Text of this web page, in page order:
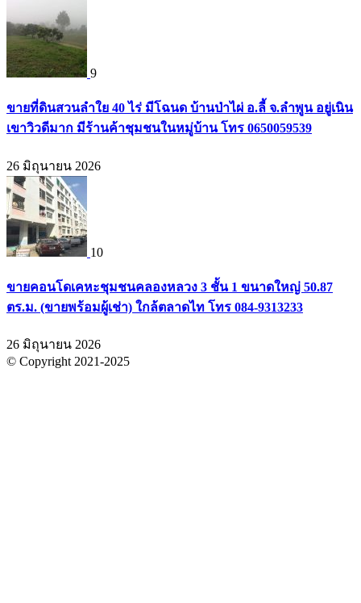
9
ขายที่ดินสวนลำใย 40 ไร่ มีโฉนด บ้านป่าไผ่ อ.ลี้ จ.ลำพูน อยู่เนิน
เขาวิวดีมาก มีร้านค้าชุมชนในหมู่บ้าน โทร 0650059539
26 มิถุนายน 2026
10
ขายคอนโดเคหะชุมชนคลองหลวง 3 ชั้น 1 ขนาดใหญ่ 50.87
ตร.ม. (ขายพร้อมผู้เช่า) ใกล้ตลาดไท โทร 084-9313233
26 มิถุนายน 2026
© Copyright 2021-2025